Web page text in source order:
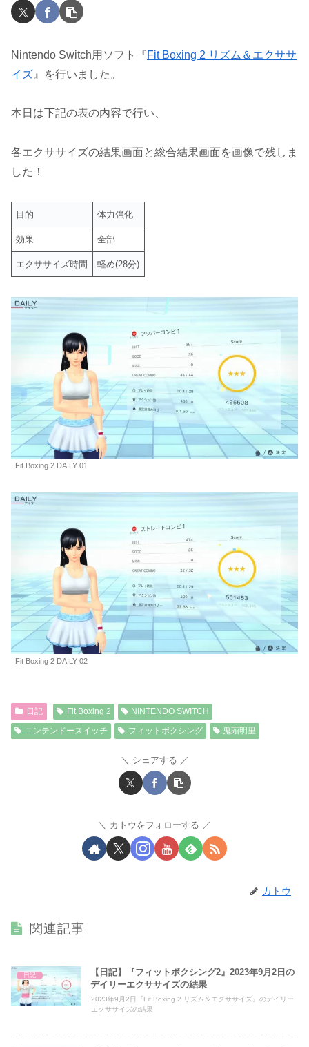
Nintendo Switch用ソフト『Fit Boxing 2 リズム＆エクササ
イズ 』を行いました。
本日は下記の表の内容で行い、
各エクササイズの結果画面と総合結果画面を画像で残しま
した！
目的 体力強化
効果 全部
エクササイズ時間 軽め(28分)
Fit Boxing 2 DAILY 01
Fit Boxing 2 DAILY 02
日記 Fit Boxing 2
NINTENDO SWITCH
ニンテンドースイッチ
フィットボクシング 鬼頭明里
シェアする
カトウをフォローする
カトウ
関連記事
日記
【日記】『フィットボクシング2』2023年9月2日の
デイリーエクササイズの結果
2023年9月2日『Fit Boxing 2 リズム＆エクササイズ』のデイリー
エクササイズの結果